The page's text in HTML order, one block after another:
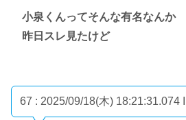
小泉くんってそんな有名なんか
昨日スレ見たけど
67 : 2025/09/18(木) 18:21:31.074